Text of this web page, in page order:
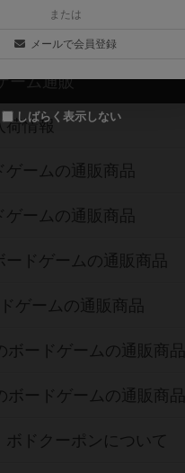
または
メールで会員登録
しばらく表示しない
ご利用案内
ーム通販
荷情報
ゲームの通販商品
ゲームの通販商品
ードゲームの通販商品
ゲームの通販商品
ボードゲームの通販商品
ボードゲームの通販商品
ボドクーポンについて